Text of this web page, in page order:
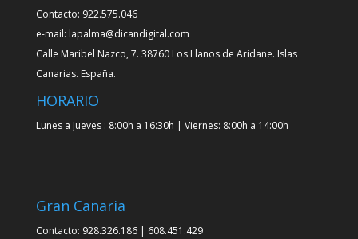
Contacto: 922.575.046
e-mail: lapalma@dicandigital.com
Calle Maribel Nazco, 7. 38760 Los Llanos de Aridane. Islas
Canarias. España.
HORARIO
Lunes a Jueves : 8:00h a 16:30h | Viernes: 8:00h a 14:00h
Gran Canaria
Contacto: 928.326.186 | 608.451.429